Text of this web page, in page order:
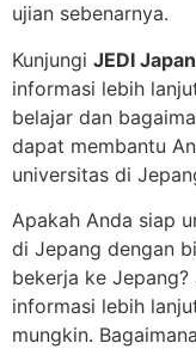
ujian sebenarnya.
Kunjungi JEDI
informasi lebih
belajar dan
dapat membantu
universitas di
Apakah Anda siap
di Jepang dengan
bekerja ke
informasi lebih
mungkin.